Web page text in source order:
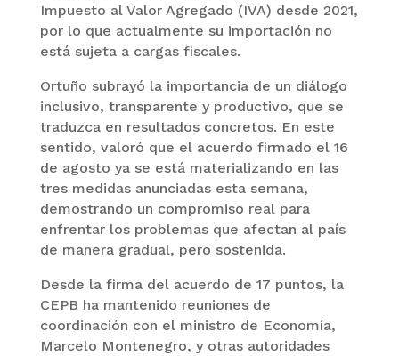
Impuesto al Valor Agregado (IVA) desde 2021,
por lo que actualmente su importación no
está sujeta a cargas fiscales.
Ortuño subrayó la importancia de un diálogo
inclusivo, transparente y productivo, que se
traduzca en resultados concretos. En este
sentido, valoró que el acuerdo firmado el 16
de agosto ya se está materializando en las
tres medidas anunciadas esta semana,
demostrando un compromiso real para
enfrentar los problemas que afectan al país
de manera gradual, pero sostenida.
Desde la firma del acuerdo de 17 puntos, la
CEPB ha mantenido reuniones de
coordinación con el ministro de Economía,
Marcelo Montenegro, y otras autoridades